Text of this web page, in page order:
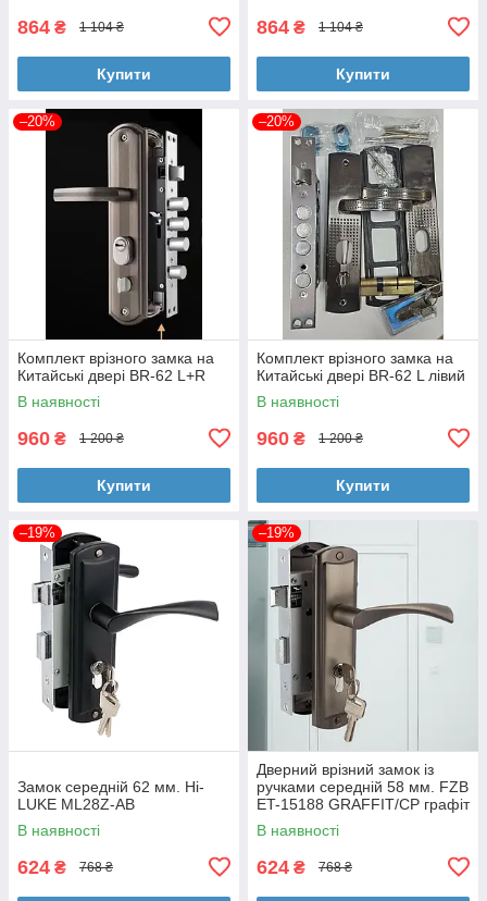
864 ₴ 1 104 ₴
Купити
864 ₴ 1 104 ₴
Купити
–20%
Комплект врізного замка на
Китайські двері BR-62 L+R
В наявності
960 ₴ 1 200 ₴
Купити
–20%
Комплект врізного замка на
Китайські двері BR-62 L лівий
В наявності
960 ₴ 1 200 ₴
Купити
–19%
Замок середній 62 мм. Hi-
LUKE ML28Z-AB
В наявності
624 ₴ 768 ₴
–19%
Дверний врізний замок із
ручками середній 58 мм. FZB
ET-15188 GRAFFIT/CP графіт
В наявності
624 ₴ 768 ₴